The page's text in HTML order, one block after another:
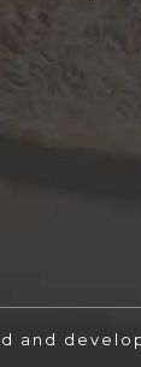
and